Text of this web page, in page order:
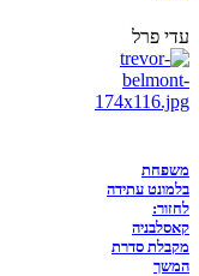
עדי פרל
משפחת
בלמונט עתידה
לחזור:
קאסלבניה
מקבלת סדרת
המשך